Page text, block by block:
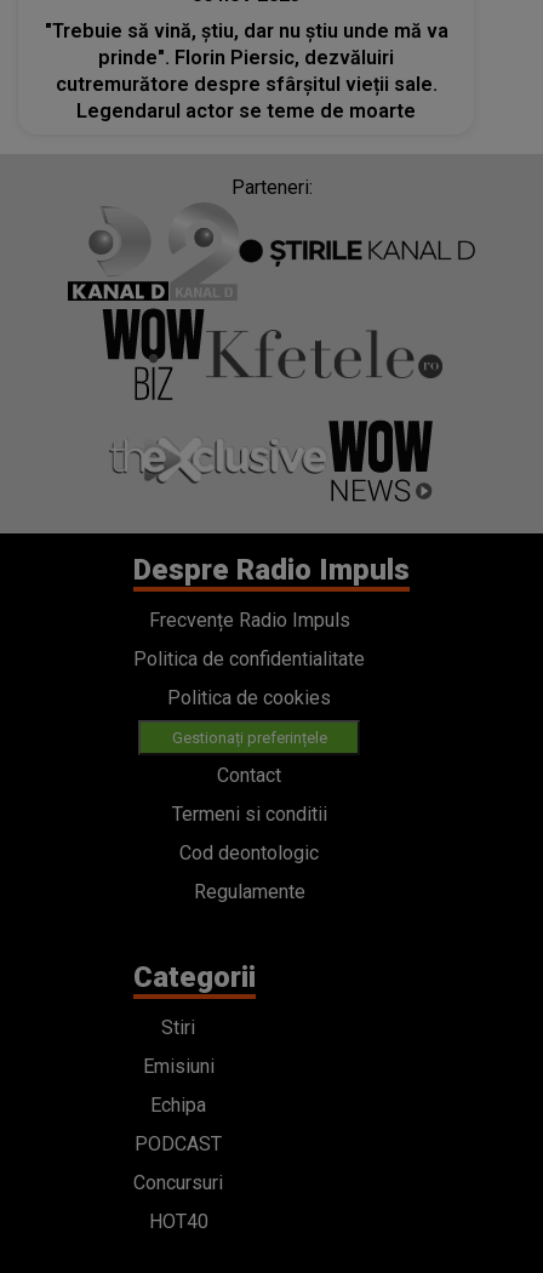
"Trebuie să vină, știu, dar nu știu unde mă va
prinde". Florin Piersic, dezvăluiri
cutremurătore despre sfârșitul vieții sale.
Legendarul actor se teme de moarte
Parteneri:
Despre Radio Impuls
Frecvențe Radio Impuls
Politica de confidentialitate
Politica de cookies
Gestionați preferințele
Contact
Termeni si conditii
Cod deontologic
Regulamente
Categorii
Stiri
Emisiuni
Echipa
PODCAST
Concursuri
HOT40